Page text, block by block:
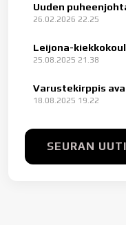
Uuden
26.02.2026 22.25
Leijona-
25.08.2025 21.38
Varustekirppis
18.08.2025 19.22
SEURAN